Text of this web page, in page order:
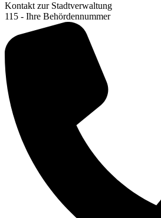
Kontakt zur Stadtverwaltung
115 - Ihre Behördennummer